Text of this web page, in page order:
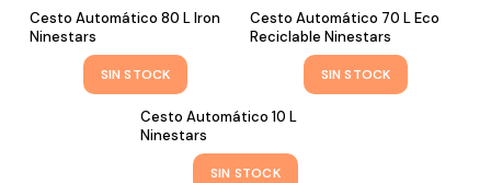
Sin stock
Cesto Automático 80 L Iron
Ninestars
SIN STOCK
Sin stock
Cesto Automático 70 L Eco
Reciclable Ninestars
SIN STOCK
Sin stock
Cesto Automático 10 L
Ninestars
SIN STOCK